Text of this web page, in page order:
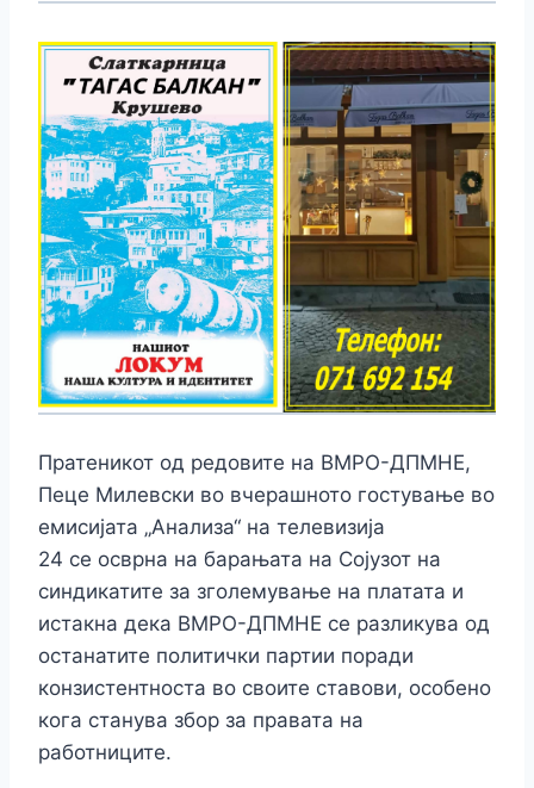
Пратеникот од редовите на ВМРО-ДПМНЕ,
Пеце Милевски во вчерашното гостување во
емисијата „Анализа“ на телевизија
24 се осврна на барањата на Сојузот на
синдикатите за зголемување на платата и
истакна дека ВМРО-ДПМНЕ се разликува од
останатите политички партии поради
конзистентноста во своите ставови, особено
кога станува збор за правата на
работниците.